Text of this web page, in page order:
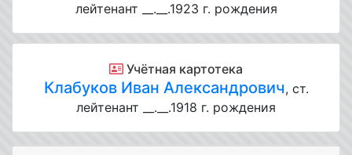
лейтенант __.__.1923 г. рождения
Учётная картотека
Клабуков Иван Александрович, ст.
лейтенант __.__.1918 г. рождения